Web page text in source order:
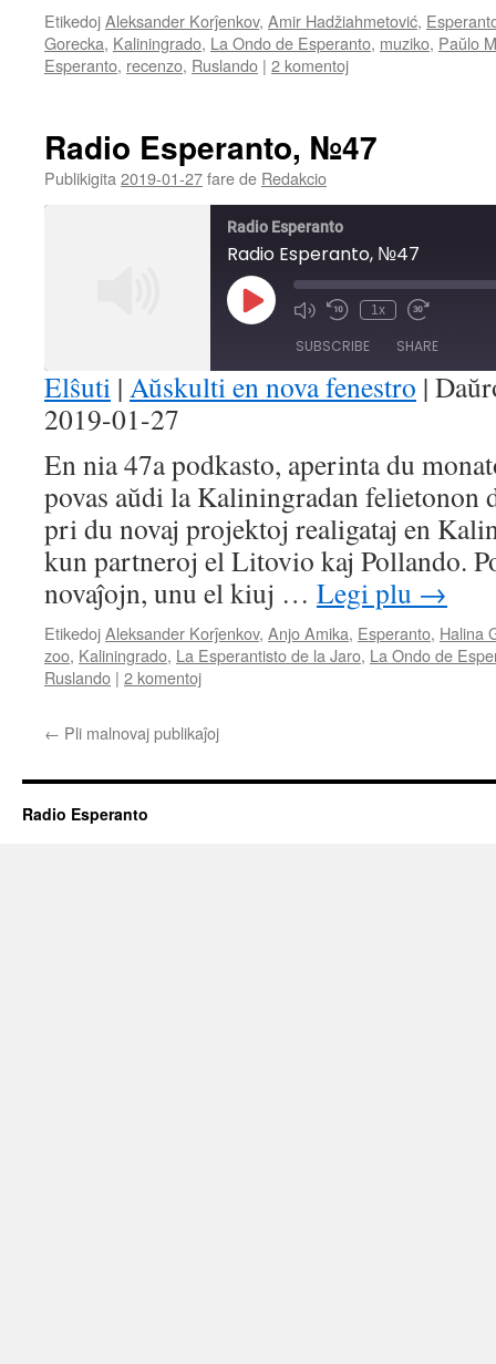
EtikedojAleksander Korĵenkov, Amir Hadžiahmetović,
Gorecka, Kaliningrado, La Ondo de Esperanto, muziko, Paŭlo
Esperanto, recenzo, Ruslando | 2 komentoj
Radio Esperanto, №47
Publikigita 2019-01-27fare de Redakcio
Radio Esperanto
Radio Esperanto, №47
Play
Episode Mute/Unmute
Rewind
Seconds
1x
Fast
30
seconds
SUBSCRIBE SHARE
SHARE
LINK
EMBED
Elŝuti | Aŭskulti en nova fenestro |
2019-01-27
En nia 47a podkasto, aperinta du
povas aŭdi la Kaliningradan felietonon
pri du novaj projektoj realigataj en
kun partneroj el Litovio kaj Pollando.
novaĵojn, unu el kiuj … Legi plu →
EtikedojAleksander Korĵenkov, Anjo Amika, Esperanto, Halina
zoo, Kaliningrado, La Esperantisto de la Jaro, La Ondo de
Ruslando | 2 komentoj
← Pli malnovaj publikaĵoj
Radio Esperanto